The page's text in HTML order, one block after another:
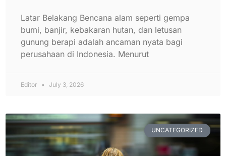
Latar Belakang Bencana alam seperti gempa
bumi, banjir, kebakaran hutan, dan letusan
gunung berapi adalah ancaman nyata bagi
perusahaan di Indonesia. Menurut
Editor July 3, 2026
UNCATEGORIZED